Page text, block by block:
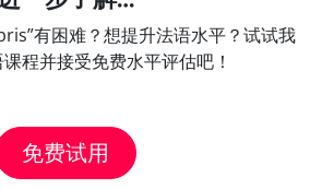
有困难？想提升法语水平？试试我
程并接受免费水平评估吧！
免费试用